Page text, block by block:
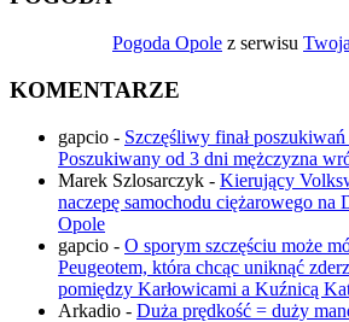
Pogoda Opole z serwisu
KOMENTARZE
gapcio - Szczęśliwy finał
Poszukiwany od 3 dni mężczyzna
Marek Szlosarczyk - Kierujący
naczepę samochodu ciężarowego
Opole
gapcio - O sporym szczęściu może
Peugeotem, która chcąc uniknąć
pomiędzy Karłowicami a Kuźnicą
Arkadio - Duża prędkość = duży